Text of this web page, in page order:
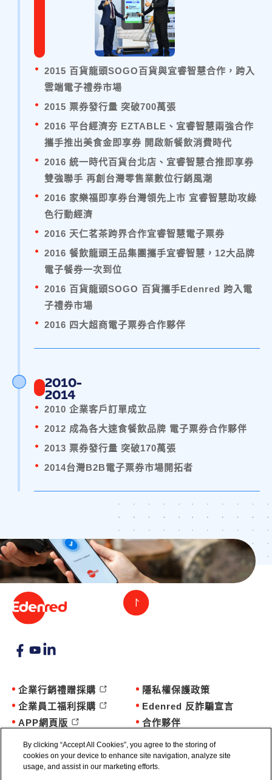
2015 百貨龍頭SOGO百貨與宜睿智慧合作，跨入
雲端電子禮券市場
2015 票券發行量 突破700萬張
2016 平台經濟夯 EZTABLE、宜睿智慧兩強合作
攜手推出美食金即享券 開啟新餐飲消費時代
2016 統一時代百貨台北店、宜睿智慧合推即享券
雙強聯手 再創台灣零售業數位行銷風潮
2016 家樂福即享券台灣領先上市 宜睿智慧助攻綠
色行動經濟
2016 天仁茗茶跨界合作宜睿智慧電子票券
2016 餐飲龍頭王品集團攜手宜睿智慧，12大品牌
電子餐券一次到位
2016 百貨龍頭SOGO 百貨攜手Edenred 跨入電
子禮券市場
2016 四大超商電子票券合作夥伴
2010 企業客戶訂單成立
2012 成為各大速食餐飲品牌 電子票券合作夥伴
2013 票券發行量 突破170萬張
2014台灣B2B電子票券市場開拓者
2010-
2014
企業行銷禮贈採購
企業員工福利採購
APP網頁版
隱私權保護政策
Edenred 反詐騙宣言
合作夥伴
©2025 Edenred 新加坡商宜睿智慧股份有限公司台灣分公司 統編：
By clicking “Accept All Cookies”, you agree to the storing of
cookies on your device to enhance site navigation, analyze site
usage, and assist in our marketing efforts.